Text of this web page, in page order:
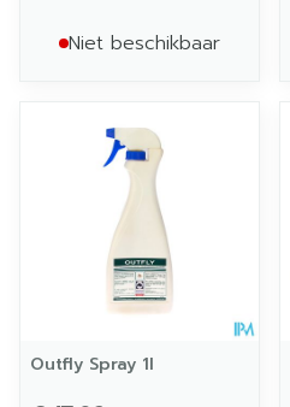
Niet beschikbaar
Outfly Spray 1l